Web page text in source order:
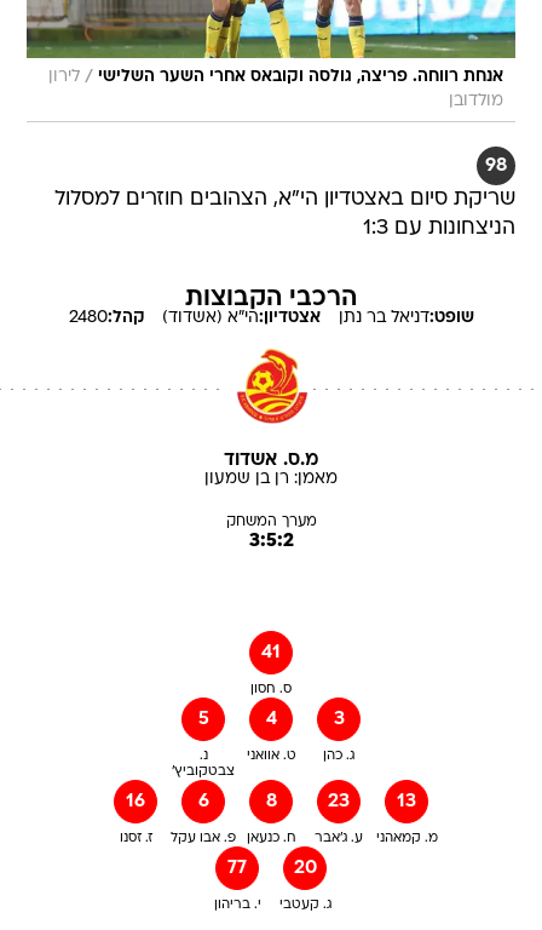
אנחת רווחה. פריצה, גולסה וקובאס אחרי השער השלישי / לירון
מולדובן
98
שריקת סיום באצטדיון הי"א, הצהובים חוזרים למסלול
הניצחונות עם 1:3
הרכבי הקבוצות
שופט:דניאל בר נתן אצטדיון:הי"א (אשדוד) קהל:2480
מ.ס. אשדוד
מאמן: רן בן שמעון
מערך המשחק
3:5:2
41
ס. חסון
5
נ.
צבטקוביץ'
4
ט. אוואני
3
ג. כהן
16
ז. זסנו
6
פ. אבו עקל
8
ח. כנעאן
23
ע. ג'אבר
13
מ. קמאהני
77
י. בריהון
20
ג. קעטבי